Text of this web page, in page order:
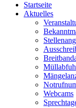
Startseite
Aktuelles
Webcams